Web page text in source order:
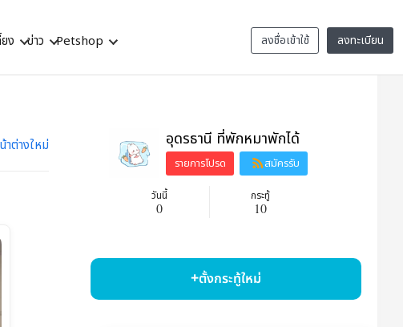
ลงชื่อเข้าใช้ ลงทะเบียน
ง ข่าว Petshop
าต่างใหม่ อุดรธานี ที่พักหมาพักได้
รายการโปรด
สมัครรับ
ข้อมูล
วันนี้
0
กระทู้
10
ตั้งกระทู้ใหม่